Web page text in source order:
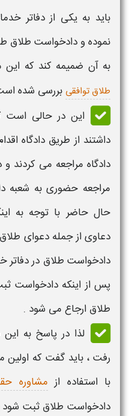
باید به یکی از دفاتر
نموده ودادخواست طلاق
به آن ضمیمه کند که
طلاق توافقی بررسی شده
این در حالی است
داشتند از طریق دادگاه
دادگاه مراجعه می کردند
مراجعه حضوری به شعبه
حال حاضر با توجه به
دعاوی از جملهدعوای طلاق
دادخواست طلاق در
پس از اینکه دادخواست
طلاق ارجاع می شود .
لذا در پاسخ به
رفت، باید گفت که اولین
با استفاده از مشاوره
دادخواست طلاق ثبت شود